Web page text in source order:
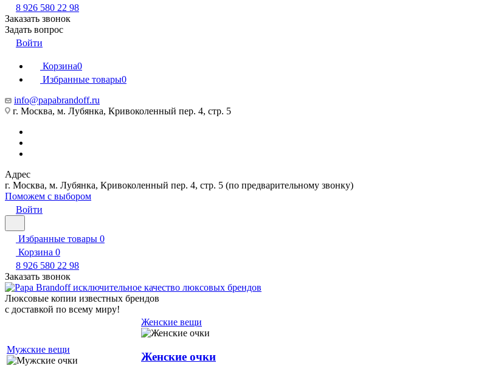
8 926 580 22 98
Заказать звонок
Задать вопрос
Войти
Корзина0
Избранные товары0
info@papabrandoff.ru
г. Москва, м. Лубянка, Кривоколенный пер. 4, стр. 5
Адрес
г. Москва, м. Лубянка, Кривоколенный пер. 4, стр. 5 (по предварительному звонку)
Поможем с выбором
Войти
Избранные товары 0
Корзина 0
8 926 580 22 98
Заказать звонок
Люксовые копии известных брендов
с доставкой по всему миру!
Мужские вещи
Женские вещи
Женские очки